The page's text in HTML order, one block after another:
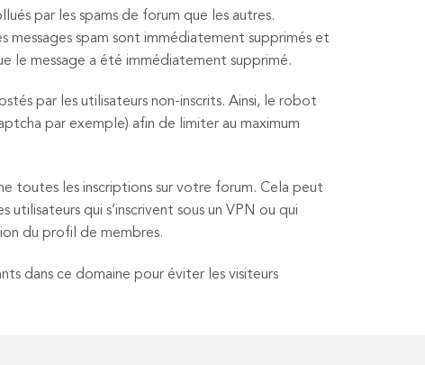
par les spams de forum que les autres.
messages spam sont immédiatement supprimés et
le message a été immédiatement supprimé.
par les utilisateurs non-inscrits. Ainsi, le robot
par exemple) afin de limiter au maximum
toutes les inscriptions sur votre forum. Cela peut
qui s’inscrivent sous un VPN ou qui
du profil de membres.
dans ce domaine pour éviter les visiteurs